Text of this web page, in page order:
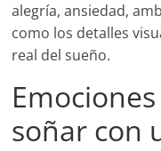
alegría, ansiedad,
como los detalles
real del sueño.
soñar con